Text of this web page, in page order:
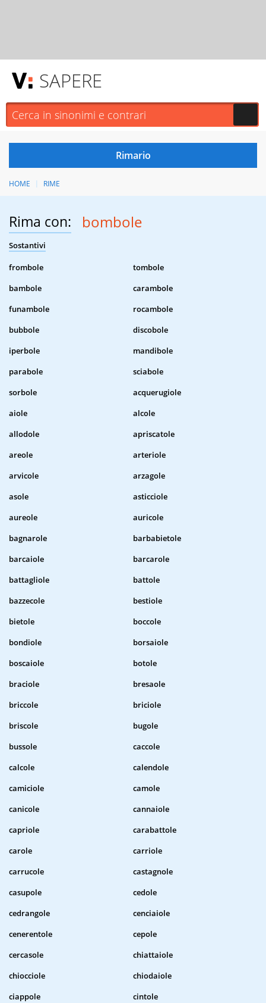
SAPERE
HOME RIME
Rima con: bombole
Sostantivi
frombole
tombole
bambole
carambole
funambole
rocambole
bubbole
discobole
iperbole
mandibole
parabole
sciabole
sorbole
acquerugiole
aiole
alcole
allodole
apriscatole
areole
arteriole
arvicole
arzagole
asole
asticciole
aureole
auricole
bagnarole
barbabietole
barcaiole
barcarole
battagliole
battole
bazzecole
bestiole
bietole
boccole
bondiole
borsaiole
boscaiole
botole
braciole
bresaole
briccole
briciole
briscole
bugole
bussole
caccole
calcole
calendole
camiciole
camole
canicole
cannaiole
capriole
carabattole
carole
carriole
carrucole
castagnole
casupole
cedole
cedrangole
cenciaiole
cenerentole
cepole
cercasole
chiattaiole
chiocciole
chiodaiole
ciappole
cintole